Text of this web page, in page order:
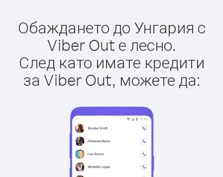
Обаждането до Унгария с
Viber Out е лесно.
След като имате кредити
за Viber Out, можете да: